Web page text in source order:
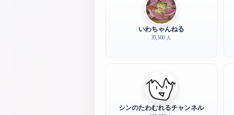
いわちゃんねる
39,500 人
シンのたわむれるチャンネル